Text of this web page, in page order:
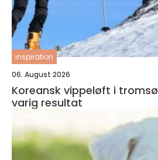
inspiration
06. August 2026
Koreansk vippeløft i tromsø naturlig bøy,
varig resultat